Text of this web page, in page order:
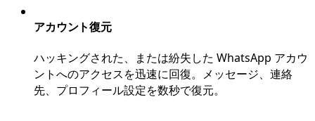
アカウント復元
ハッキングされた、または紛失した WhatsApp アカウ
ントへのアクセスを迅速に回復。メッセージ、連絡
先、プロフィール設定を数秒で復元。